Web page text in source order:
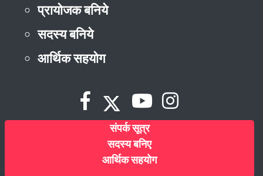
प्रायोजक बनिये
सदस्य बनिये
आर्थिक सहयोग
संपर्क सूत्र
सदस्य बनिए
आर्थिक सहयोग